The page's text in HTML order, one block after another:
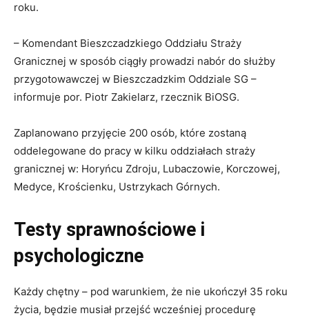
roku.
– Komendant Bieszczadzkiego Oddziału Straży
Granicznej w sposób ciągły prowadzi nabór do służby
przygotowawczej w Bieszczadzkim Oddziale SG –
informuje por. Piotr Zakielarz, rzecznik BiOSG.
Zaplanowano przyjęcie 200 osób, które zostaną
oddelegowane do pracy w kilku oddziałach straży
granicznej w: Horyńcu Zdroju, Lubaczowie, Korczowej,
Medyce, Krościenku, Ustrzykach Górnych.
Testy sprawnościowe i
psychologiczne
Każdy chętny – pod warunkiem, że nie ukończył 35 roku
życia, będzie musiał przejść wcześniej procedurę